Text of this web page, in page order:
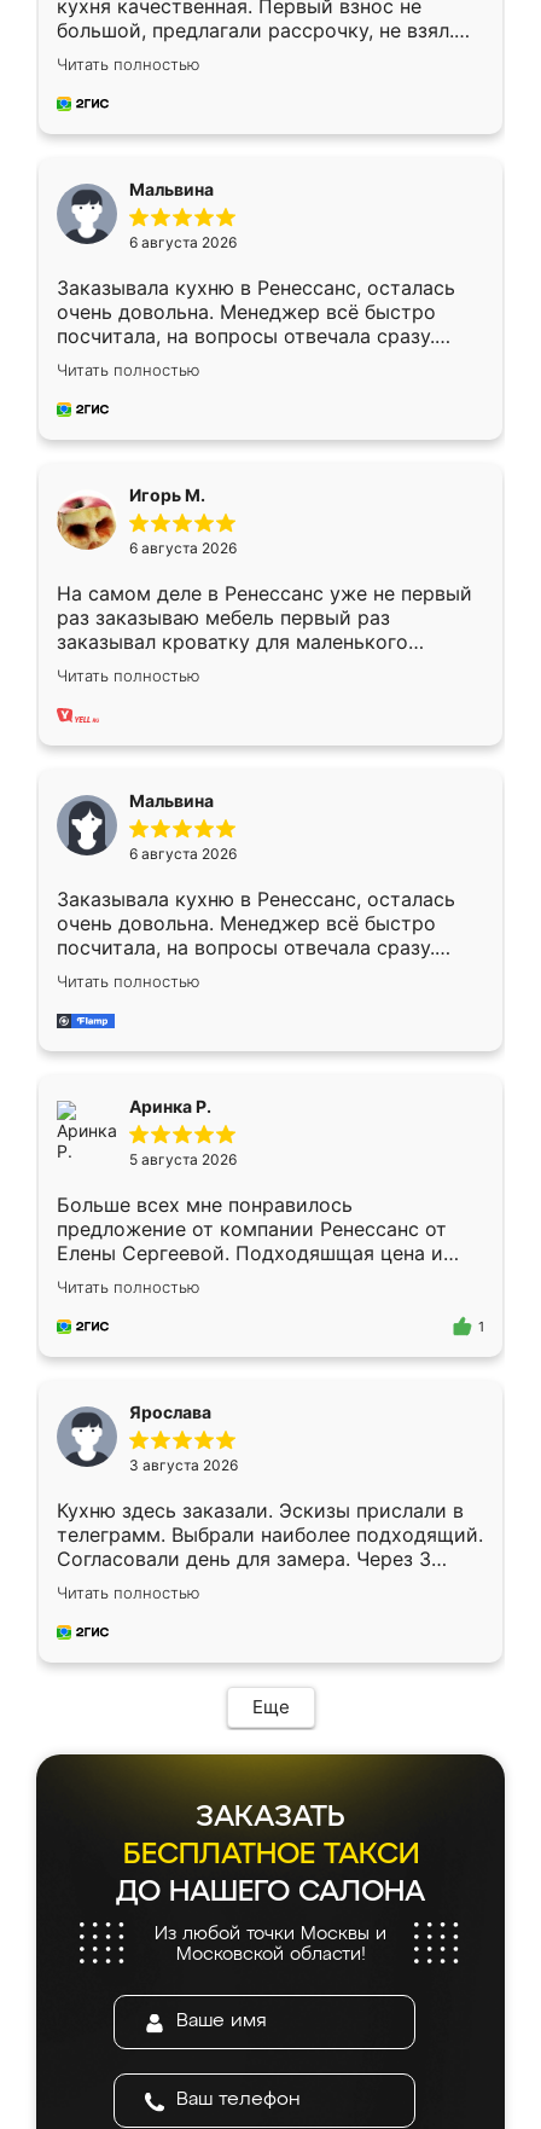
кухня качественная. Первый взнос не
большой, предлагали рассрочку, не взял.
Ждал меньше месяца, сборщик с прямыми
руками. По цене вышло адекватно.
Рекомендую!
Читать полностью
Мальвина
6 августа 2026
Заказывала кухню в Ренессанс, осталась
очень довольна. Менеджер всё быстро
посчитала, на вопросы отвечала сразу.
Замерщик приехал в субботу, подошёл к
делу со всей ответственностью. Собрали
за день, ребята работали аккуратно, даже
Читать полностью
Игорь М.
6 августа 2026
На самом деле в Ренессанс уже не первый
раз заказываю мебель первый раз
заказывал кроватку для маленького
ребёнка при его рождении ,во второй раз
заказал шкаф-купе. По качеству очень
хорошее сборка достаточно быстрая,
меньше, здесь же он более разнообразный.
Мне нравится ,если что-то потребуется из
мебели буду заказывать только здесь.
Читать полностью
Мальвина
6 августа 2026
Заказывала кухню в Ренессанс, осталась
очень довольна. Менеджер всё быстро
посчитала, на вопросы отвечала сразу.
Замерщик приехал в субботу, подошёл к
делу со всей ответственностью. Собрали
за день, ребята работали аккуратно, даже
Читать полностью
Аринка Р.
5 августа 2026
Больше всех мне понравилось
предложение от компании Ренессанс от
Елены Сергеевой. Подходяшщая цена и
короткие сроки изготовления. Приехавший
для замера сотрудник Владислав
предложил по моему эскизу самый
Читать полностью
1
Ярослава
3 августа 2026
Кухню здесь заказали. Эскизы прислали в
телеграмм. Выбрали наиболее подходящий.
Согласовали день для замера. Через 3
недели кухня была уже готова. Остались
довольны работой. Спасибо Ренессанс
мебель за качественную работу!
Читать полностью
Еще
ЗАКАЗАТЬ
БЕСПЛАТНОЕ ТАКСИ
ДО НАШЕГО САЛОНА
Из любой точки Москвы и
Московской области!